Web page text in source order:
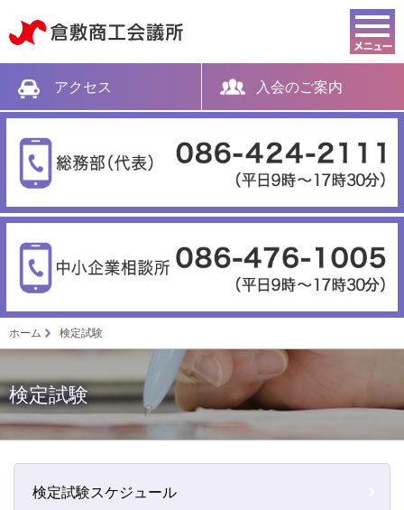
アクセス 入会のご案内
ホーム 検定試験
検定試験
検定試験スケジュール